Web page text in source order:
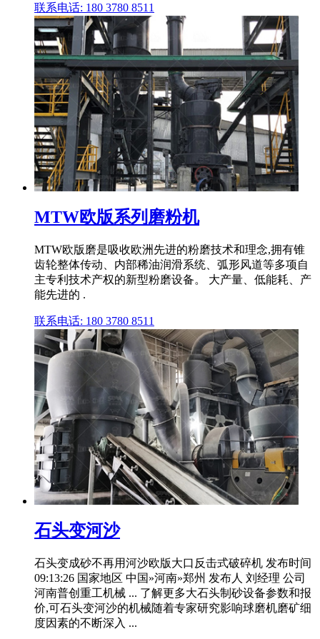
联系电话: 180 3780 8511
MTW欧版系列磨粉机
MTW欧版磨是吸收欧洲先进的粉磨技术和理念,拥有锥
齿轮整体传动、内部稀油润滑系统、弧形风道等多项自
主专利技术产权的新型粉磨设备。 大产量、低能耗、产
能先进的 .
联系电话: 180 3780 8511
石头变河沙
石头变成砂不再用河沙欧版大口反击式破碎机 发布时间
09:13:26 国家地区 中国»河南»郑州 发布人 刘经理 公司
河南普创重工机械 ... 了解更多大石头制砂设备参数和报
价,可石头变河沙的机械随着专家研究影响球磨机磨矿细
度因素的不断深入 ...